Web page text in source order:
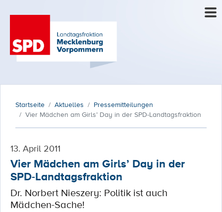
Startseite Aktuelles
Pressemitteilungen
Vier Mädchen am Girls’ Day in der SPD-Landtagsfraktion
13. April 2011
Vier Mädchen am Girls’ Day in der
SPD-Landtagsfraktion
Dr. Norbert Nieszery: Politik ist auch
Mädchen-Sache!